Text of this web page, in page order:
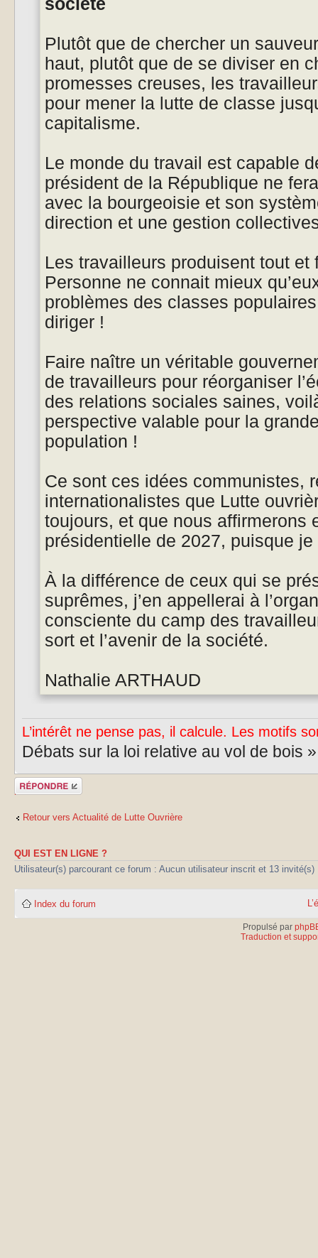
Plutôt que de chercher un
haut, plutôt que de se diviser en
promesses creuses, les
pour mener la lutte de classe
capitalisme.
Le monde du travail est capable
président de la République ne
avec la bourgeoisie et son
direction et une gestion
Les travailleurs produisent tout et
Personne ne connait mieux
problèmes des classes
diriger !
Faire naître un véritable
de travailleurs pour réorganiser
des relations sociales saines,
perspective valable pour la
population !
Ce sont ces idées communistes,
internationalistes que Lutte
toujours, et que nous affirmerons
présidentielle de 2027, puisque
À la différence de ceux qui se
suprêmes, j’en appellerai à
consciente du camp des
sort et l’avenir de la société.
Nathalie ARTHAUD
L’intérêt ne pense pas, il calcule. Les motifs
Débats sur la loi relative au vol de bois
Publier une
réponse
Retour vers Actualité de Lutte Ouvrière
QUI EST EN LIGNE ?
Utilisateur(s) parcourant ce forum : Aucun utilisateur inscrit et 13 invité(s)
Index du forum
Propulsé par
Traduction et